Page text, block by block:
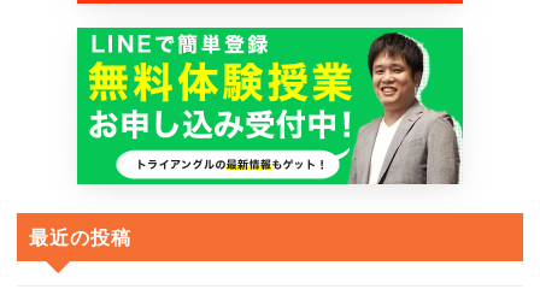
最近の投稿